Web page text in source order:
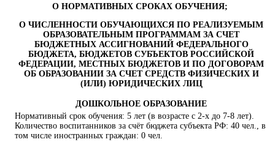
О НОРМАТИВНЫХ СРОКАХ ОБУЧЕНИЯ;
О ЧИСЛЕННОСТИ ОБУЧАЮЩИХСЯ ПО РЕАЛИЗУЕМЫМ
ОБРАЗОВАТЕЛЬНЫМ ПРОГРАММАМ ЗА СЧЕТ
БЮДЖЕТНЫХ АССИГНОВАНИЙ ФЕДЕРАЛЬНОГО
БЮДЖЕТА, БЮДЖЕТОВ СУБЪЕКТОВ РОССИЙСКОЙ
ФЕДЕРАЦИИ, МЕСТНЫХ БЮДЖЕТОВ И ПО ДОГОВОРАМ
ОБ ОБРАЗОВАНИИ ЗА СЧЕТ СРЕДСТВ ФИЗИЧЕСКИХ И
(ИЛИ) ЮРИДИЧЕСКИХ ЛИЦ
ДОШКОЛЬНОЕ ОБРАЗОВАНИЕ
Нормативный срок обучения: 5 лет (в возрасте с 2-х до 7-8 лет).
Количество воспитанников за счёт бюджета субъекта РФ: 40 чел., в
том числе иностранных граждан: 0 чел.